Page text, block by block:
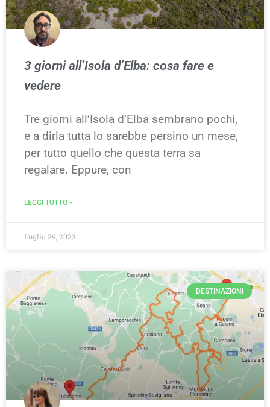
3 giorni all’Isola d’Elba: cosa fare e
vedere
Tre giorni all’Isola d’Elba sembrano pochi,
e a dirla tutta lo sarebbe persino un mese,
per tutto quello che questa terra sa
regalare. Eppure, con
LEGGI TUTTO »
Luglio 29, 2023
DESTINAZIONI